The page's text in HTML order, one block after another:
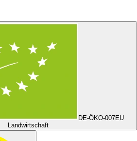
DE-ÖKO-007EU
Landwirtschaft